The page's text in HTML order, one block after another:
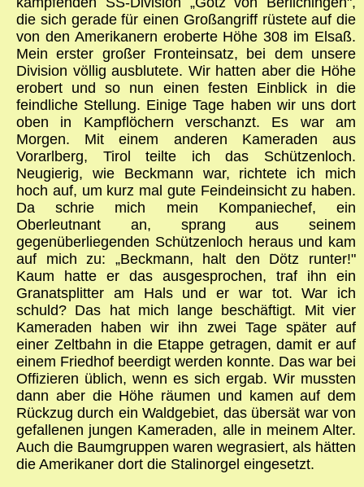
die sich gerade für einen Großangriff rüstete auf die
von den Amerikanern eroberte Höhe 308 im Elsaß.
Mein erster großer Fronteinsatz, bei dem unsere
Division völlig ausblutete. Wir hatten aber die Höhe
erobert und so nun einen festen Einblick in die
feindliche Stellung. Einige Tage haben wir uns dort
oben in Kampflöchern verschanzt. Es war am
Morgen. Mit einem anderen Kameraden aus
Vorarlberg, Tirol teilte ich das Schützenloch.
Neugierig, wie Beckmann war, richtete ich mich
hoch auf, um kurz mal gute Feindeinsicht zu haben.
Da schrie mich mein Kompaniechef, ein
Oberleutnant an, sprang aus seinem
gegenüberliegenden Schützenloch heraus und kam
auf mich zu: „Beckmann, halt den Dötz runter!"
Kaum hatte er das ausgesprochen, traf ihn ein
Granatsplitter am Hals und er war tot. War ich
schuld? Das hat mich lange beschäftigt. Mit vier
Kameraden haben wir ihn zwei Tage später auf
einer Zeltbahn in die Etappe getragen, damit er auf
einem Friedhof beerdigt werden konnte. Das war bei
Offizieren üblich, wenn es sich ergab. Wir mussten
dann aber die Höhe räumen und kamen auf dem
Rückzug durch ein Waldgebiet, das übersät war von
gefallenen jungen Kameraden, alle in meinem Alter.
Auch die Baumgruppen waren wegrasiert, als hätten
die Amerikaner dort die Stalinorgel eingesetzt.